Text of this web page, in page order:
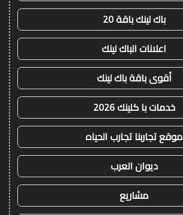
باك لينك باقة 20
اعلانات الباك لينك
أقوى باقة باك لينك
خدمات با كلينك 2026
موقع تجاربنا تجارب الحياه
ديوان العرب
مشاريع